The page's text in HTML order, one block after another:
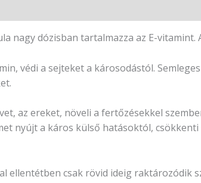
nagy dózisban tartalmazza az E-vitamint.
védi a sejteket a károsodástól.
az ereket, növeli a fertőzésekkel
nyújt a káros külső hatásoktól,
ellentétben csak rövid ideig raktározódik